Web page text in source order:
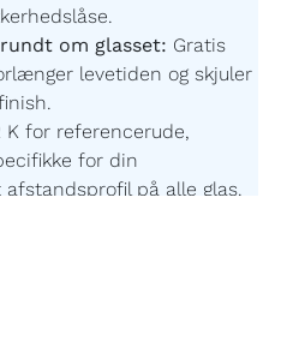
om glasset: Gratis
levetiden og skjuler
K for referencerude,
for din
på alle glas.